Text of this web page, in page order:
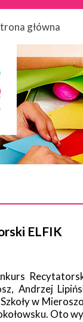
główna
ELFIK
Andrzej
w
Oto